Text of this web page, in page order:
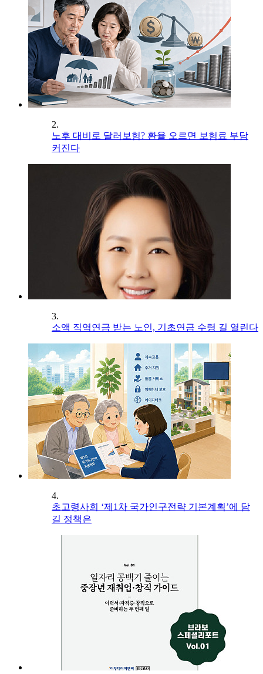
2.
노후 대비로 달러보험? 환율 오르면 보험료 부담
커진다
3.
소액 직역연금 받는 노인, 기초연금 수령 길 열린다
4.
초고령사회 ‘제1차 국가인구전략 기본계획’에 담
길 정책은